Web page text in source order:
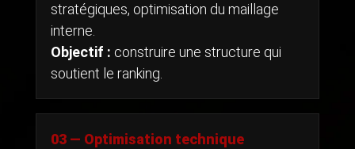
stratégiques, optimisation du maillage
interne.
Objectif : construire une structure qui
soutient le ranking.
03 — Optimisation technique